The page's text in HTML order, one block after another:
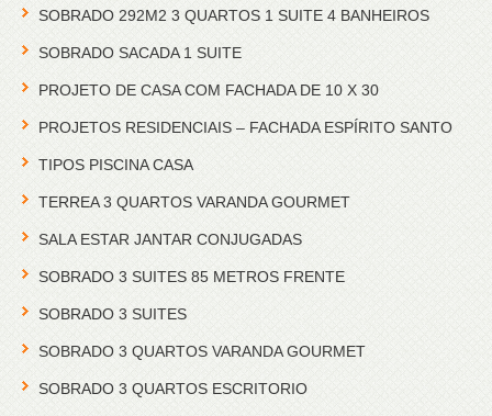
SOBRADO 292M2 3 QUARTOS 1 SUITE 4 BANHEIROS
SOBRADO SACADA 1 SUITE
PROJETO DE CASA COM FACHADA DE 10 X 30
PROJETOS RESIDENCIAIS – FACHADA ESPÍRITO SANTO
TIPOS PISCINA CASA
TERREA 3 QUARTOS VARANDA GOURMET
SALA ESTAR JANTAR CONJUGADAS
SOBRADO 3 SUITES 85 METROS FRENTE
SOBRADO 3 SUITES
SOBRADO 3 QUARTOS VARANDA GOURMET
SOBRADO 3 QUARTOS ESCRITORIO